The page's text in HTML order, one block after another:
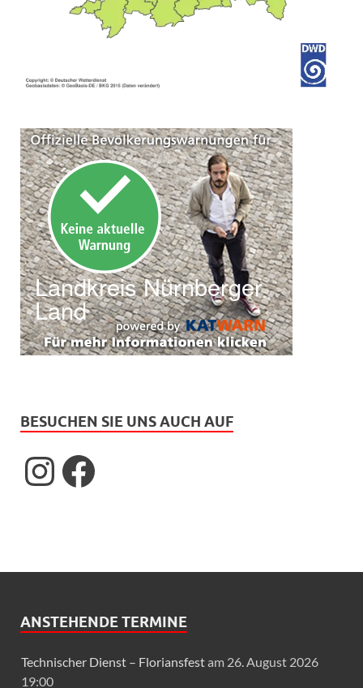
BESUCHEN SIE UNS AUCH AUF
ANSTEHENDE TERMINE
Technischer Dienst – Floriansfestam 26. August 2026
19:00